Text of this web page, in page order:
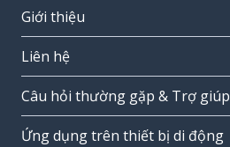
Giới thiệu
Liên hệ
Câu hỏi thường gặp & Trợ giúp
Ứng dụng trên thiết bị di động